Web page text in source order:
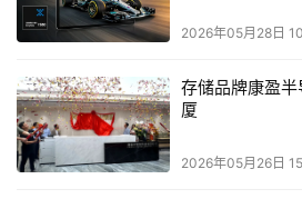
SDRAM。
门致力于开发、设计和生产
Spansion公司提供了业界最广泛的
无线、汽车、网络、电信和消费
2026年05月28日
存储品牌康盈
厦
2026年05月26日